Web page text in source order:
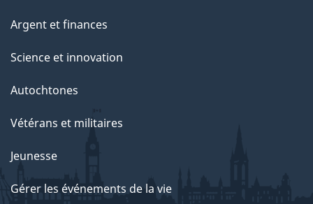
Argent et finances
Science et innovation
Autochtones
Vétérans et militaires
Jeunesse
Gérer les événements de la vie